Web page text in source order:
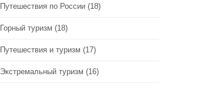
Путешествия по России (18)
Горный туризм (18)
Путешествия и туризм (17)
Экстремальный туризм (16)